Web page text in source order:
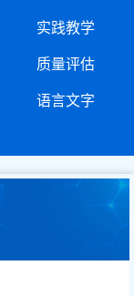
实践教学
质量评估
语言文字